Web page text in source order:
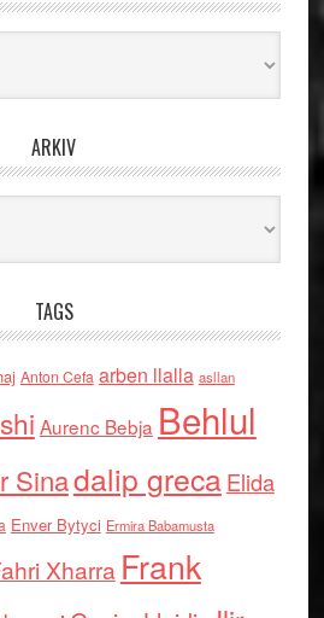
ARKIV
TAGS
Anton Cefa arben llalla asllan
Aurenc Bebja Behlul
Sinadalip grecaElida
Enver Bytyci Ermira Babamusta
Xharra Frank